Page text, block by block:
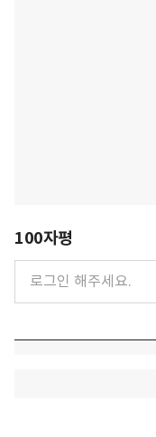
100자평